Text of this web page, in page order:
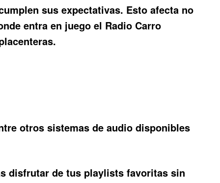
sus expectativas. Esto afecta no
entra en juego el Radio Carro
otros sistemas de audio disponibles
disfrutar de tus playlists favoritas sin